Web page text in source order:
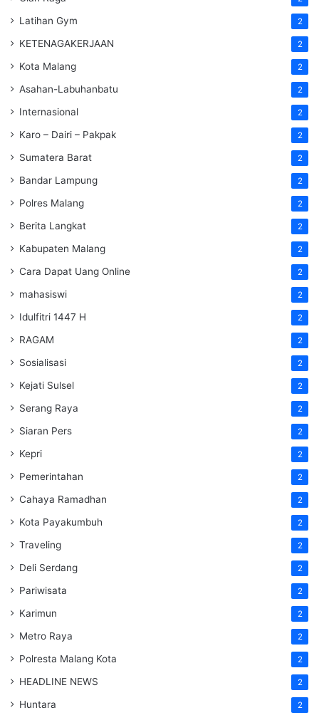
Latihan Gym 2
KETENAGAKERJAAN 2
Kota Malang 2
Asahan-Labuhanbatu 2
Internasional 2
Karo – Dairi – Pakpak 2
Sumatera Barat 2
Bandar Lampung 2
Polres Malang 2
Berita Langkat 2
Kabupaten Malang 2
Cara Dapat Uang Online 2
mahasiswi 2
Idulfitri 1447 H 2
RAGAM 2
Sosialisasi 2
Kejati Sulsel 2
Serang Raya 2
Siaran Pers 2
Kepri 2
Pemerintahan 2
Cahaya Ramadhan 2
Kota Payakumbuh 2
Traveling 2
Deli Serdang 2
Pariwisata 2
Karimun 2
Metro Raya 2
Polresta Malang Kota 2
HEADLINE NEWS 2
Huntara 2